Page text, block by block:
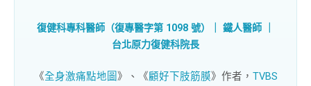
復健科專科醫師（復專醫字第 1098 號）｜ 鐵人醫師 ｜
台北原力復健科院長
《全身激痛點地圖 》、《顧好下肢筋膜》作者， TVBS